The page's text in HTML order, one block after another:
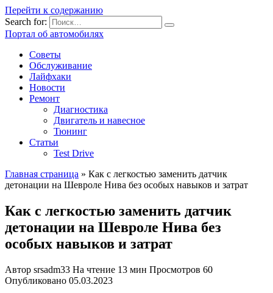
Перейти к содержанию
Search for:
Портал об автомобилях
Советы
Обслуживание
Лайфхаки
Новости
Ремонт
Диагностика
Двигатель и навесное
Тюнинг
Статьи
Test Drive
Главная страница » Как с легкостью заменить датчик
детонации на Шевроле Нива без особых навыков и затрат
Как с легкостью заменить датчик
детонации на Шевроле Нива без
особых навыков и затрат
Автор srsadm33 На чтение 13 мин Просмотров 60
Опубликовано 05.03.2023